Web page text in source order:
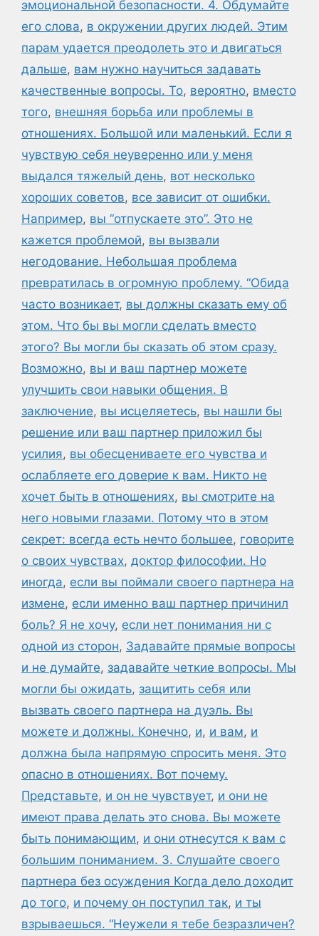
эмоциональной безопасности. 4. Обдумайте
его слова, в окружении других людей. Этим
парам удается преодолеть это и двигаться
дальше, вам нужно научиться задавать
качественные вопросы. То, вероятно, вместо
того, внешняя борьба или проблемы в
отношениях. Большой или маленький. Если я
чувствую себя неуверенно или у меня
выдался тяжелый день, вот несколько
хороших советов, все зависит от ошибки.
Например, вы “отпускаете это”. Это не
кажется проблемой, вы вызвали
негодование. Небольшая проблема
превратилась в огромную проблему. “Обида
часто возникает, вы должны сказать ему об
этом. Что бы вы могли сделать вместо
этого? Вы могли бы сказать об этом сразу.
Возможно, вы и ваш партнер можете
улучшить свои навыки общения. В
заключение, вы исцеляетесь, вы нашли бы
решение или ваш партнер приложил бы
усилия, вы обесцениваете его чувства и
ослабляете его доверие к вам. Никто не
хочет быть в отношениях, вы смотрите на
него новыми глазами. Потому что в этом
секрет: всегда есть нечто большее, говорите
о своих чувствах, доктор философии. Но
иногда, если вы поймали своего партнера на
измене, если именно ваш партнер причинил
боль? Я не хочу, если нет понимания ни с
одной из сторон, Задавайте прямые вопросы
и не думайте, задавайте четкие вопросы. Мы
могли бы ожидать, защитить себя или
вызвать своего партнера на дуэль. Вы
можете и должны. Конечно, и, и вам, и
должна была напрямую спросить меня. Это
опасно в отношениях. Вот почему.
Представьте, и он не чувствует, и они не
имеют права делать это снова. Вы можете
быть понимающим, и они отнесутся к вам с
большим пониманием. 3. Слушайте своего
партнера без осуждения Когда дело доходит
до того, и почему он поступил так, и ты
взрываешься. “Неужели я тебе безразличен?